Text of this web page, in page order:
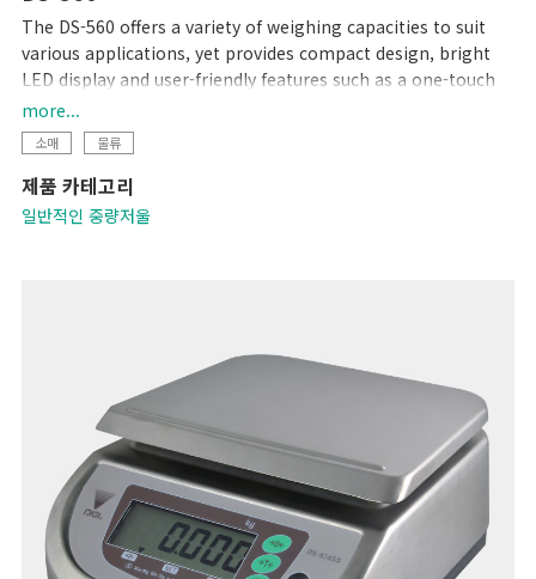
The DS-560 offers a variety of weighing capacities to suit
various applications, yet provides compact design, bright
LED display and user-friendly features such as a one-touch
digital tare subtraction function. Rechargeable batteries
optionally available.
more...
소매 물류
제품 카테고리
일반적인 중량저울